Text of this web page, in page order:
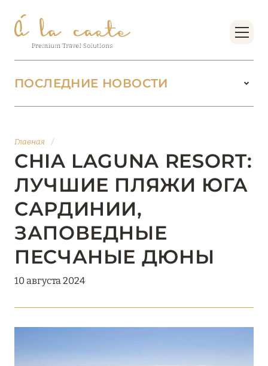
Главная /
CHIA LAGUNA RESORT:
ЛУЧШИЕ ПЛЯЖИ ЮГА
САРДИНИИ,
ЗАПОВЕДНЫЕ
ПЕСЧАНЫЕ ДЮНЫ
10 августа 2024
ПОСЛЕДНИЕ НОВОСТИ
БУТИК-КУРОРТЫ МАЛЬДИВСКИХ ОСТРОВОВ
01 июня 2026
JUMEIRAH OLHAHALI ISLAND MALDIVES: ВАШ
ОАЗИС ТЕПЛА И ИЗЫСКАННОСТИ